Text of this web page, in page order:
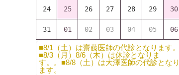
24 25 26 27 28 29 30
31 01 02 03 04 05 06
■8/1（土）は齋藤医師の代診となります。
■8/3（月）8/6（木）は休診となりま
す。。■8/8（土）は大澤医師の代診となり
ます。